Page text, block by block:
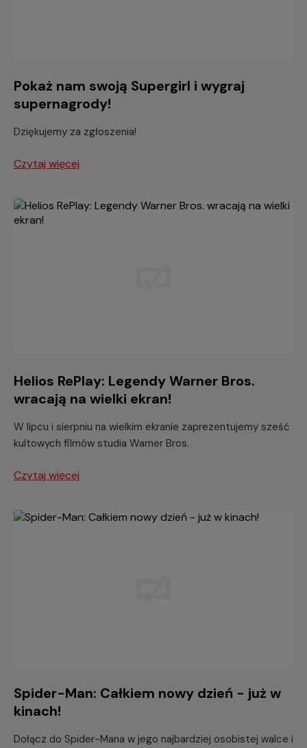
Pokaż nam swoją Supergirl i wygraj
supernagrody!
Dziękujemy za zgłoszenia!
Czytaj więcej
Helios RePlay: Legendy Warner Bros.
wracają na wielki ekran!
W lipcu i sierpniu na wielkim ekranie zaprezentujemy sześć
kultowych filmów studia Warner Bros.
Czytaj więcej
Spider-Man: Całkiem nowy dzień - już w
kinach!
Dołącz do Spider-Mana w jego najbardziej osobistej walce i